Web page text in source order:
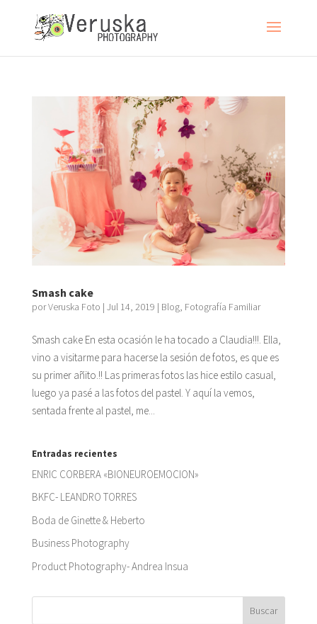
Smash cake
porVeruska Foto | Jul 14, 2019 | Blog, Fotografía Familiar
Smash cake En esta ocasión le ha tocado a Claudia!!!. Ella,
vino a visitarme para hacerse la sesión de fotos, es que es
su primer añito.!! Las primeras fotos las hice estilo casual,
luego ya pasé a las fotos del pastel. Y aquí la vemos,
sentada frente al pastel, me...
Entradas recientes
ENRIC CORBERA «BIONEUROEMOCION»
BKFC- LEANDRO TORRES
Boda de Ginette & Heberto
Business Photography
Product Photography- Andrea Insua